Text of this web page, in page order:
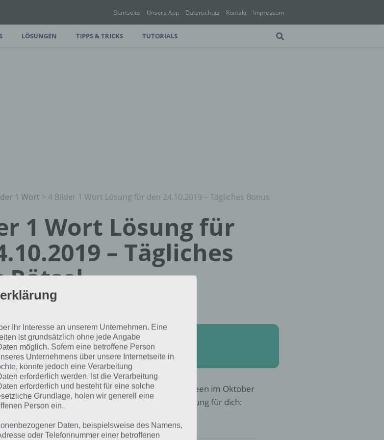
Startseite Unsere App Datenschutz Kontakt Impressum
LÖSUNGEN TIPPS & TRICKS TUTORIALS
1 Wort > 4 Bilder 1 Wort Lösung für den 24.10.2019 – Tägliches Bonus
1 Wort Lösung für
– Tägliches
Rätsel
IQ Test App
Aufgaben zum Knobeln und Üben
HERUNTERLADEN
täglicheBONUSRätsel vom 24.10.2019 zu Halloween im Oktober
Wenn du dort aktuell feststeckst, hier die Lösung für dich:
Ihr Interesse an unserem Unternehmen. Eine
ist grundsätzlich ohne jede Angabe
möglich. Sofern eine betroffene Person
Unternehmens über unsere Internetseite in
könnte jedoch eine Verarbeitung
erforderlich werden. Ist die Verarbeitung
erforderlich und besteht für eine solche
Grundlage, holen wir generell eine
Person ein.
Daten, beispielsweise des Namens,
oder Telefonnummer einer betroffenen